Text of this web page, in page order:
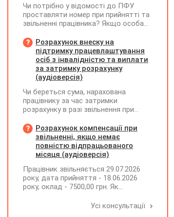
Чи потрібно у відомості до ПФУ
проставляти номер при прийнятті та
звільненні працівника? Якщо особа
місцем роботи та за сумісництвом,
чи рахується це як два роботодавці?
Розрахунок внеску на
підтримку працевлаштування
осіб з інвалідністю та виплати
за затримку розрахунку
(аудіоверсія)
Чи береться сума, нарахована
працівнику за час затримки
розрахунку в разі звільнення при
заробітної плати (винагороди), для
розрахунку внеску на підтримку
працевлаштування осіб з
інвалідністю?
Розрахунок компенсації при
звільненні, якщо немає
повністю відпрацьованого
місяця (аудіоверсія)
Працівник звільняється 29.07.2026
року, дата прийняття - 18.06.2026
року, оклад - 7500,00 грн. Як
невикористаних днів відпустки при
Усі консультації